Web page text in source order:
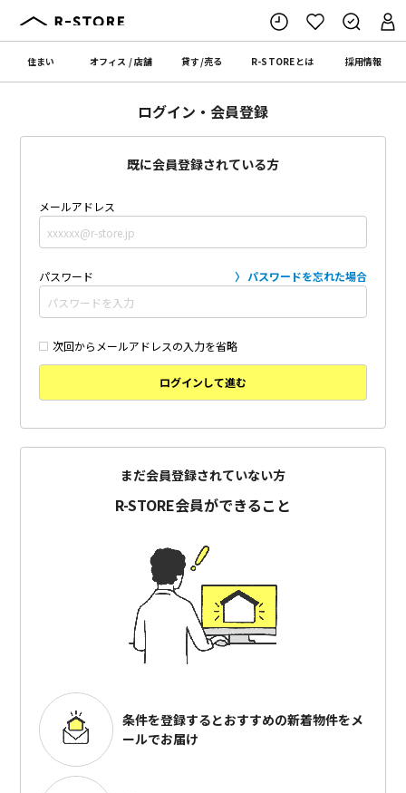
住まい オフィス /店舗 貸す/売る R-STOREとは 採用情報
ログイン・会員登録
既に会員登録されている方
メールアドレス
パスワード パスワードを忘れた場合
次回からメールアドレスの入力を省略
ログインして進む
まだ会員登録されていない方
R-STORE会員ができること
条件を登録するとおすすめの新着物件をメ
ールでお届け